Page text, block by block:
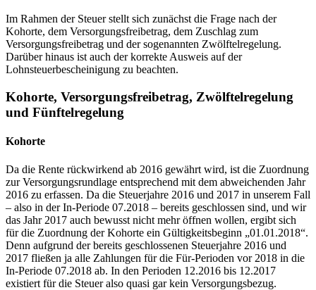
Im Rahmen der Steuer stellt sich zunächst die Frage nach der
Kohorte, dem Versorgungsfreibetrag, dem Zuschlag zum
Versorgungsfreibetrag und der sogenannten Zwölftelregelung.
Darüber hinaus ist auch der korrekte Ausweis auf der
Lohnsteuerbescheinigung zu beachten.
Kohorte, Versorgungsfreibetrag, Zwölftelregelung
und Fünftelregelung
Kohorte
Da die Rente rückwirkend ab 2016 gewährt wird, ist die Zuordnung
zur Versorgungsrundlage entsprechend mit dem abweichenden Jahr
2016 zu erfassen. Da die Steuerjahre 2016 und 2017 in unserem Fall
– also in der In-Periode 07.2018 – bereits geschlossen sind, und wir
das Jahr 2017 auch bewusst nicht mehr öffnen wollen, ergibt sich
für die Zuordnung der Kohorte ein Gültigkeitsbeginn „01.01.2018“.
Denn aufgrund der bereits geschlossenen Steuerjahre 2016 und
2017 fließen ja alle Zahlungen für die Für-Perioden vor 2018 in die
In-Periode 07.2018 ab. In den Perioden 12.2016 bis 12.2017
existiert für die Steuer also quasi gar kein Versorgungsbezug.